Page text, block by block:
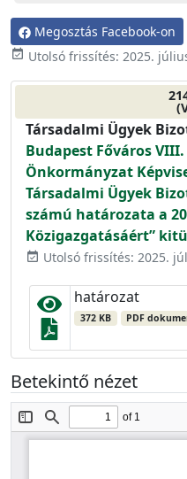
Megosztás Facebook-on
event_available Utolsó frissítés: 2025.
Társadalmi Ügyek
Budapest Főváros
Önkormányzat
Társadalmi Ügyek
számú határozata a
Közigazgatásáért”
event_available Utolsó frissítés: 2025.
határozat
372 KB PDF
Betekintő nézet